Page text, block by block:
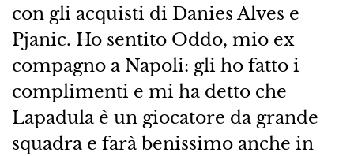
con gli acquisti di Danies Alves e
Pjanic. Ho sentito Oddo, mio ex
compagno a Napoli: gli ho fatto i
complimenti e mi ha detto che
Lapadula è un giocatore da grande
squadra e farà benissimo anche in